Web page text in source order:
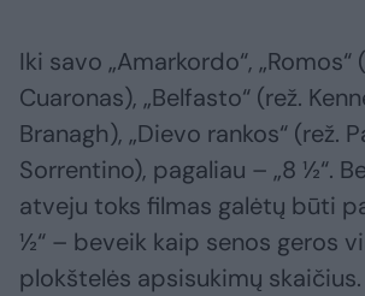
Iki savo „Amarkordo“, „Romos“
Cuaronas), „Belfasto“ (rež.
Branagh), „Dievo rankos“ (rež.
Sorrentino), pagaliau – „8 ½“.
atveju toks filmas galėtų būti
½“ – beveik kaip senos geros
plokštelės apsisukimų skaičius.